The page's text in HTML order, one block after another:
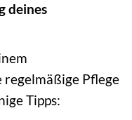
deines
Pflege
Tipps: